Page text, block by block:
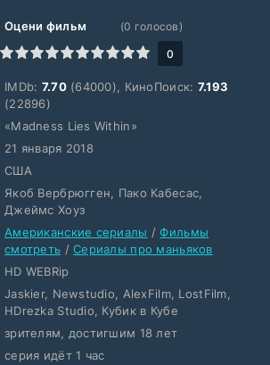
Оцени фильм
7 8 9 10
(0 голосов)
0
IMDb: 7.70(64000), КиноПоиск: 7.193
(22896)
«Madness Lies Within»
21 января 2018
США
Якоб Вербрюгген, Пако Кабесас,
Джеймс Хоуз
Американские сериалы /Фильмы
смотреть /Сериалы про маньяков
HD WEBRip
Jaskier, Newstudio, AlexFilm, LostFilm,
HDrezka Studio, Кубик в Кубе
зрителям, достигшим 18 лет
серия идёт 1 час